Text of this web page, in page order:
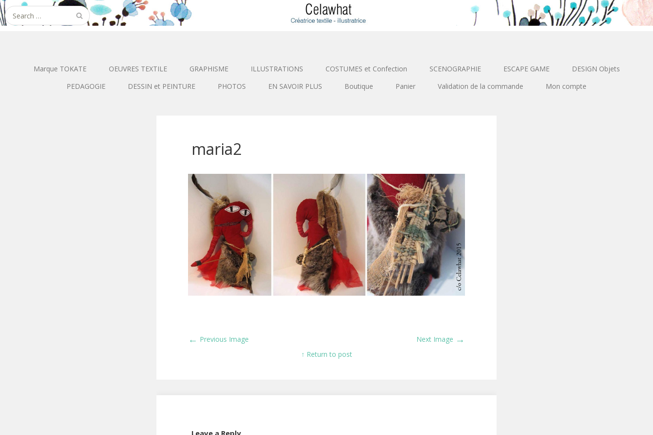
Search
for:
Marque TOKATE OEUVRES TEXTILE GRAPHISME ILLUSTRATIONS COSTUMES et Confection SCENOGRAPHIE ESCAPE GAME
DESIGN Objets
PEDAGOGIE
DESSIN et PEINTURE PHOTOS EN SAVOIR PLUS Boutique Panier Validation de la commande Mon compte
maria2
← Previous Image Next Image →
↑ Return to post